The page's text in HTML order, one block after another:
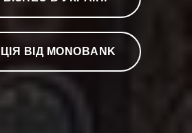
ВІД MONOBANK